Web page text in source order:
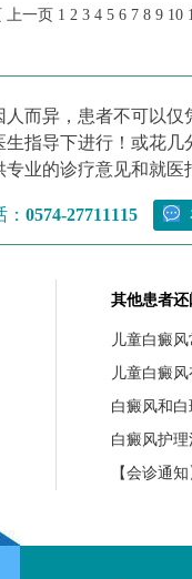
上一页 1 2 3 4 5 6 7 8 9 10
人而异，患者不可以
生指导下进行！或花
专业的诊疗意见和就医
0574-27711115
其他患者
儿童白癜
儿童白癜
白癜风和
白癜风护
【会诊通